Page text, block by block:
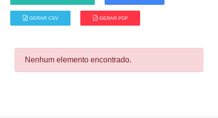
GERAR CSV GERAR PDF
Nenhum elemento encontrado.